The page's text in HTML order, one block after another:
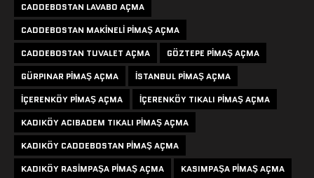
CADDEBOSTAN LAVABO AÇMA
CADDEBOSTAN MAKINELI PIMAŞ AÇMA
CADDEBOSTAN TUVALET AÇMA
GÖZTEPE PIMAŞ AÇMA
GÜRPINAR PIMAŞ AÇMA
ISTANBUL PIMAŞ AÇMA
IÇERENKÖY PIMAŞ AÇMA
IÇERENKÖY TIKALI PIMAŞ AÇMA
KADIKÖY ACIBADEM TIKALI PIMAŞ AÇMA
KADIKÖY CADDEBOSTAN PIMAŞ AÇMA
KADIKÖY RASIMPAŞA PIMAŞ AÇMA
KASIMPAŞA PIMAŞ AÇMA